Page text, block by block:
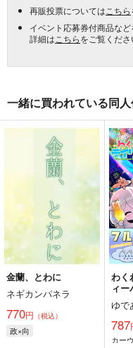
再販投票については こちら
イベント応募券付商品な
詳細は こちらをご覧くださ
一緒に買われている同
金蘭、とわに
ネギカンパネラ
770円 （税込）
政×向
わく
ィー
ゆで
787
カー